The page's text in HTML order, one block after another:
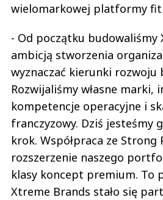
wielomarkowej platformy
- Od początku budowaliśmy
ambicją stworzenia
wyznaczać kierunki rozwoju
Rozwijaliśmy własne marki,
kompetencje operacyjne i
franczyzowy. Dziś jesteśmy
krok. Współpraca ze
rozszerzenie naszego
klasy koncept premium. To
Xtreme Brands stało się